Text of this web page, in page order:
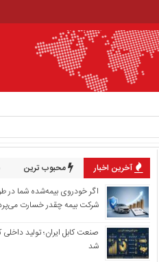
آخرین اخبار محبوب ترین
اگر خودروی بیمه‌شده شما در
شرکت بیمه چقدر خسارت
صنعت کابل ایران؛ تولید
شد